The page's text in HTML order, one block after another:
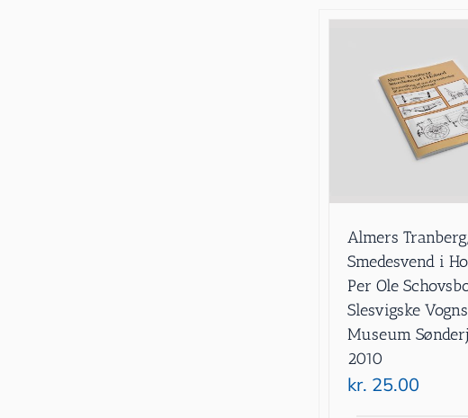
Almers Tranberg,
Smedesvend i
Per Ole
Slesvigske
Museum
2010
kr. 25.00